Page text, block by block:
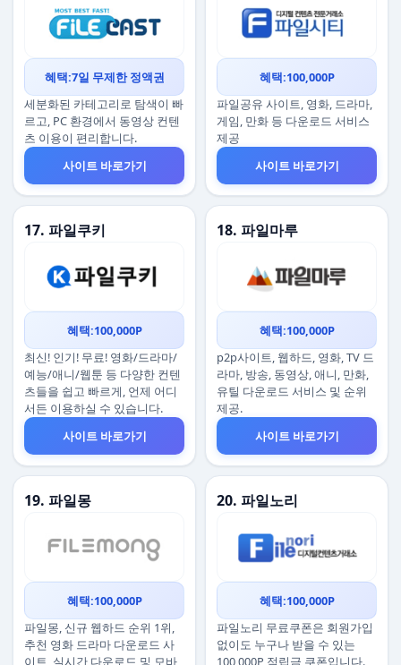
혜택:7일 무제한 정액권
세분화된 카테고리로 탐색이 빠
르고, PC 환경에서 동영상 컨텐
츠 이용이 편리합니다.
사이트 바로가기
혜택:100,000P
파일공유 사이트, 영화, 드라마,
게임, 만화 등 다운로드 서비스
제공
사이트 바로가기
17. 파일쿠키
혜택:100,000P
최신! 인기! 무료! 영화/드라마/
예능/애니/웹툰 등 다양한 컨텐
츠들을 쉽고 빠르게, 언제 어디
서든 이용하실 수 있습니다.
사이트 바로가기
18. 파일마루
혜택:100,000P
p2p사이트, 웹하드, 영화, TV 드
라마, 방송, 동영상, 애니, 만화,
유틸 다운로드 서비스 및 순위
제공.
사이트 바로가기
19. 파일몽
혜택:100,000P
파일몽, 신규 웹하드 순위 1위,
추천 영화 드라마 다운로드 사
이트, 실시간 다운로드 및 모바
20. 파일노리
혜택:100,000P
파일노리 무료쿠폰은 회원가입
없이도 누구나 받을 수 있는
100,000P 적립금 쿠폰입니다.